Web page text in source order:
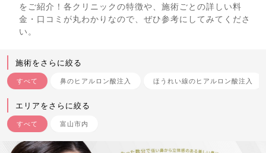
をご紹介！各クリニックの特徴や、施術ごとの詳しい料
金・口コミが丸わかりなので、ぜひ参考にしてみてくださ
い。
施術をさらに絞る
すべて 鼻のヒアルロン酸注入 ほうれい線のヒアルロン酸注入
エリアをさらに絞る
すべて 富山市内